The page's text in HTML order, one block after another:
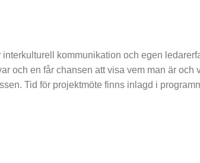
kommunikation och egen
och en får chansen att visa vem man är och
Tid för projektmöte finns inlagd i